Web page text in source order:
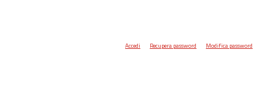
Accedi Recupera password Modifica password